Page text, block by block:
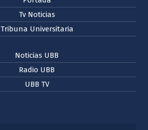
Tv Noticias
Tribuna Universitaria
Noticias UBB
Radio UBB
UBB TV